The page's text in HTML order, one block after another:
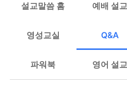
설교말씀 홈 예배 설교
영성교실 Q&A
파워북 영어 설교